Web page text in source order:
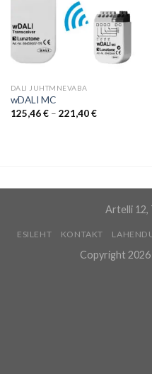
DALI JUHTMNEVABA
wDALI MC
125,46€ – 221,40€Hinnavahemik:
Artelli 12,
ESILEHT KONTAKT
Copyright